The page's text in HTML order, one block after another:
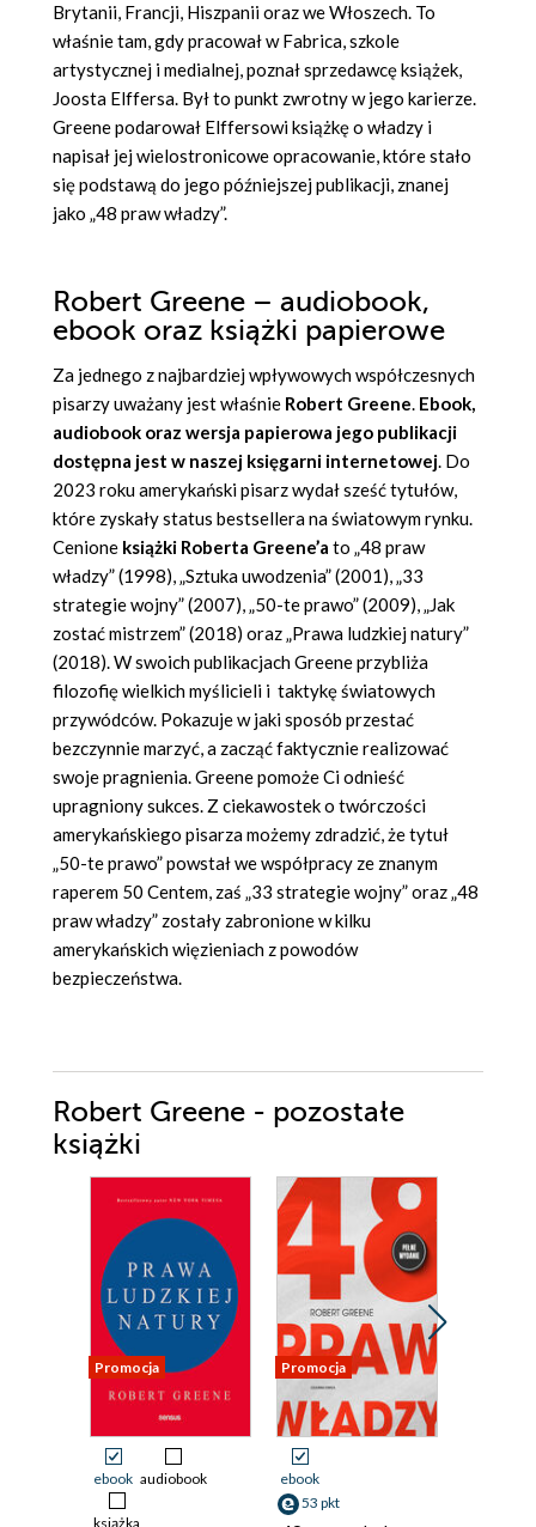
Brytanii, Francji, Hiszpanii oraz we Włoszech. To
właśnie tam, gdy pracował w Fabrica, szkole
artystycznej i medialnej, poznał sprzedawcę książek,
Joosta Elffersa. Był to punkt zwrotny w jego karierze.
Greene podarował Elffersowi książkę o władzy i
napisał jej wielostronicowe opracowanie, które stało
się podstawą do jego późniejszej publikacji, znanej
jako „48 praw władzy”.
Robert Greene – audiobook,
ebook oraz książki papierowe
Za jednego z najbardziej wpływowych współczesnych
pisarzy uważany jest właśnie Robert Greene. Ebook,
audiobook oraz wersja papierowa jego publikacji
dostępna jest w naszej księgarni internetowej. Do
2023 roku amerykański pisarz wydał sześć tytułów,
które zyskały status bestsellera na światowym rynku.
Cenione książki Roberta Greene’a to „48 praw
władzy” (1998), „Sztuka uwodzenia” (2001), „33
strategie wojny” (2007), „50-te prawo” (2009), „Jak
zostać mistrzem” (2018) oraz „Prawa ludzkiej natury”
(2018). W swoich publikacjach Greene przybliża
filozofię wielkich myślicieli i taktykę światowych
przywódców. Pokazuje w jaki sposób przestać
bezczynnie marzyć, a zacząć faktycznie realizować
swoje pragnienia. Greene pomoże Ci odnieść
upragniony sukces. Z ciekawostek o twórczości
amerykańskiego pisarza możemy zdradzić, że tytuł
„50-te prawo” powstał we współpracy ze znanym
raperem 50 Centem, zaś „33 strategie wojny” oraz „48
praw władzy” zostały zabronione w kilku
amerykańskich więzieniach z powodów
bezpieczeństwa.
Robert Greene - pozostałe
książki
Promocja
ebook audiobook
książka
Promocja
ebook
53 pkt